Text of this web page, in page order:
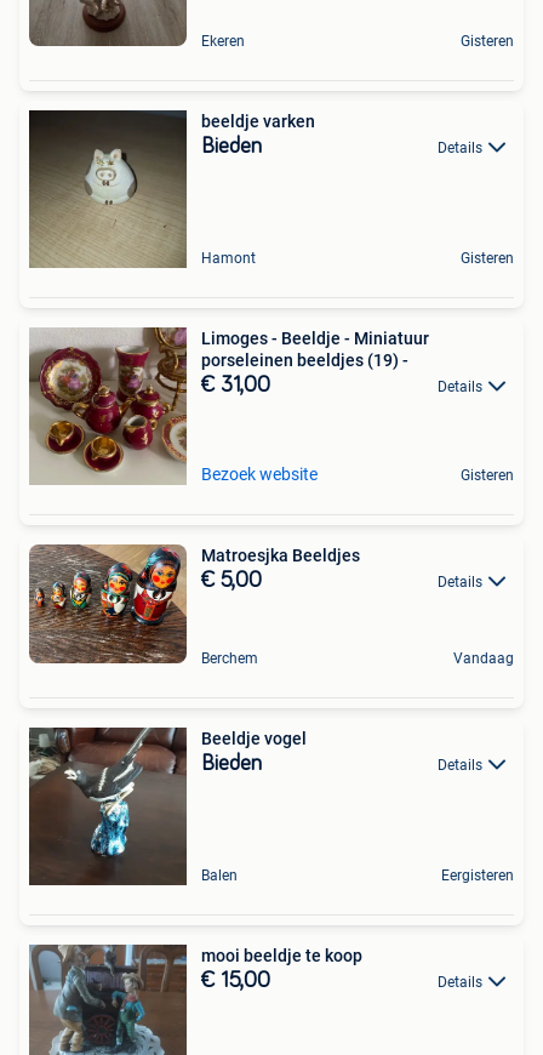
Ekeren Gisteren
beeldje varken
Bieden Details
Hamont Gisteren
Limoges - Beeldje - Miniatuur
porseleinen beeldjes (19) -
€ 31,00 Details
Bezoek website Gisteren
Matroesjka Beeldjes
€ 5,00 Details
Berchem Vandaag
Beeldje vogel
Bieden Details
Balen Eergisteren
mooi beeldje te koop
€ 15,00 Details